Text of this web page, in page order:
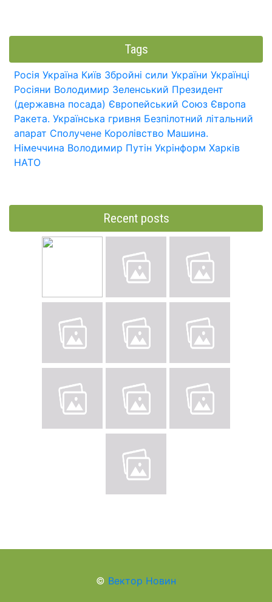
Tags
Росія Україна Київ Збройні сили України Українці
Росіяни Володимир Зеленський Президент
(державна посада) Європейський Союз Європа
Ракета. Українська гривня Безпілотний літальний
апарат Сполучене Королівство Машина.
Німеччина Володимир Путін Укрінформ Харків
НАТО
Recent posts
© Вектор Новин